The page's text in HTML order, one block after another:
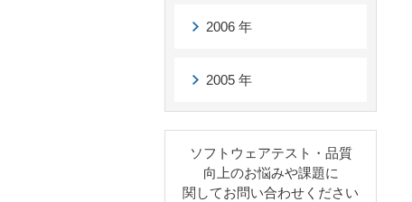
2006 年
2005 年
ソフトウェアテスト・品質
向上のお悩みや課題に
関してお問い合わせください